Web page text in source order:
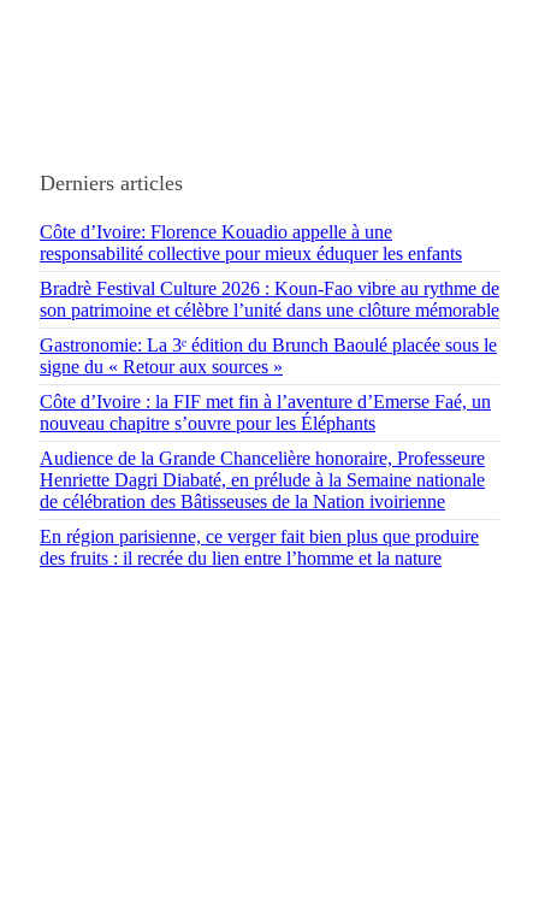
Derniers articles
Côte d’Ivoire: Florence Kouadio appelle à une
responsabilité collective pour mieux éduquer les enfants
Bradrè Festival Culture 2026 : Koun-Fao vibre au rythme de
son patrimoine et célèbre l’unité dans une clôture mémorable
Gastronomie: La 3ᵉ édition du Brunch Baoulé placée sous le
signe du « Retour aux sources »
Côte d’Ivoire : la FIF met fin à l’aventure d’Emerse Faé, un
nouveau chapitre s’ouvre pour les Éléphants
Audience de la Grande Chancelière honoraire, Professeure
Henriette Dagri Diabaté, en prélude à la Semaine nationale
de célébration des Bâtisseuses de la Nation ivoirienne
En région parisienne, ce verger fait bien plus que produire
des fruits : il recrée du lien entre l’homme et la nature